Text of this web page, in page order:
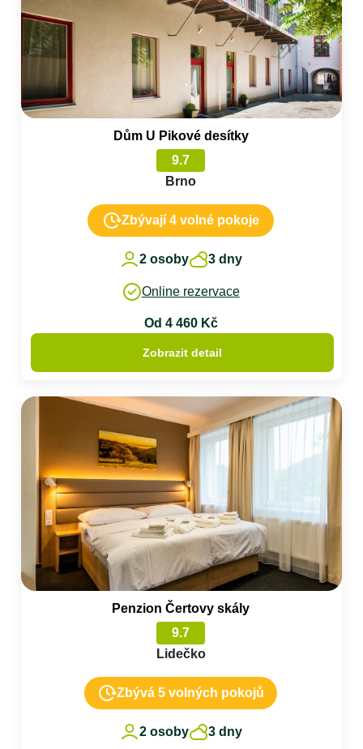
Dům U Pikové desítky
9.7
Brno
Zbývají 4 volné pokoje
2 osoby 3 dny
Online rezervace
Od 4 460 Kč
Zobrazit detail
Penzion Čertovy skály
9.7
Lidečko
Zbývá 5 volných pokojů
2 osoby 3 dny